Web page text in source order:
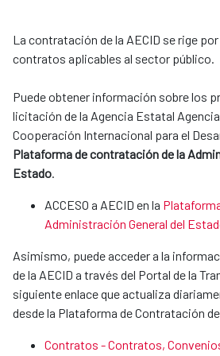
La contratación de la AECID se rige
contratos aplicables al sector público.
Puede obtener información sobre los
licitación de la Agencia Estatal
Cooperación Internacional para el
Plataforma de contratación de la
Estado.
ACCESO a AECID en la
Administración General del
Asimismo, puede acceder a la
de la AECID a través del Portal de la
siguiente enlace que actualiza
desde la Plataforma de Contratación
Contratos - Contratos,